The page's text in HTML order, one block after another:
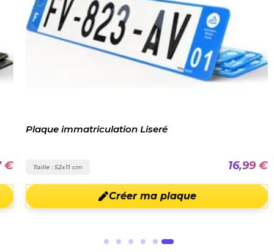
€
Plaque immatriculation Liseré
Taille : 52x11 cm 16,99 €
Créer ma plaque